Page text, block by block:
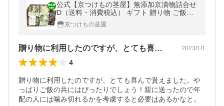
公式【京つけもの茎屋】無添加京漬物詰合せ
D（送料・消費税込） ギフト 贈り物 ご飯の
お供 人気のからしなす入り＜メッセージカ
ード無料 ＞
京つけもの茎屋
贈り物に利用したのですが、とても喜んで… 2023/1/1
4
贈り物に利用したのですが、とても喜んで貰えました。や
っぱりご飯の共にはぴったりでしょう！親に送ったので年
配の人には噛み切れるかを考慮すると必要はあるかなと。